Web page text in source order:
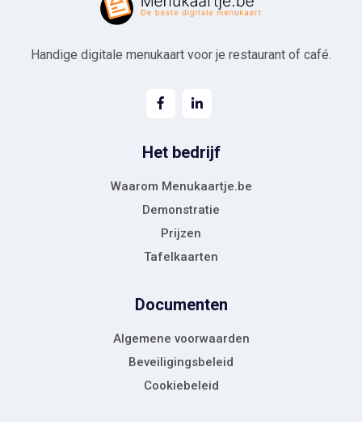
Handige digitale menukaart voor je restaurant of café.
Het bedrijf
Waarom Menukaartje.be
Demonstratie
Prijzen
Tafelkaarten
Documenten
Algemene voorwaarden
Beveiligingsbeleid
Cookiebeleid